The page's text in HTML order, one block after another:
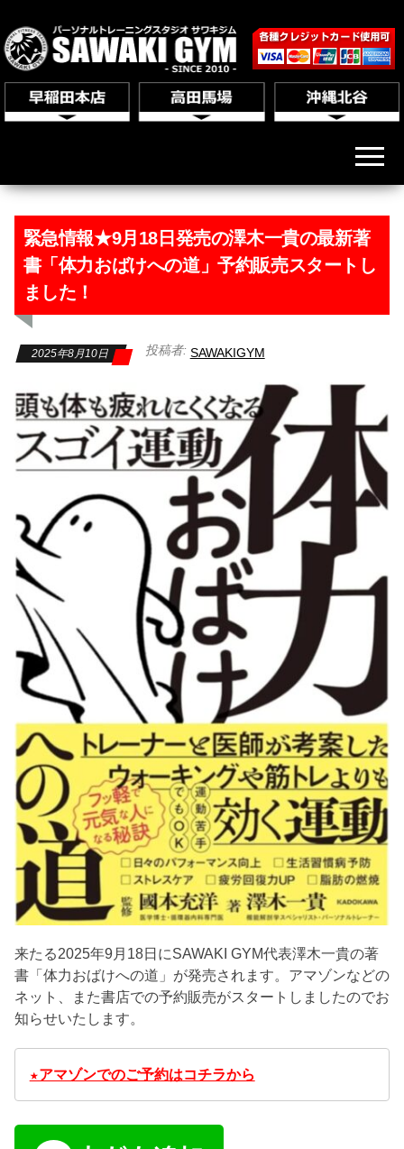
緊急情報★9月18日発売の澤木一貴の最新著
書「体力おばけへの道」予約販売スタートし
ました！
2025年8月10日 投稿者: SAWAKIGYM
来たる2025年9月18日にSAWAKI GYM代表澤木一貴の著
書「体力おばけへの道」が発売されます。アマゾンなどの
ネット、また書店での予約販売がスタートしましたのでお
知らせいたします。
★アマゾンでのご予約はコチラから